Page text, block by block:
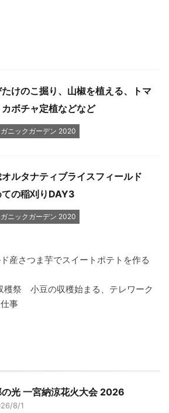
けのこ掘り、山椒を植える、トマ
カボチャ定植などなど
ニックガーデン 2020
オルタナティブライスフィールド
の稲刈りDAY3
ニックガーデン 2020
産さつま芋でスイートポテトを作る
穫祭 小豆の収穫始まる、テレワーク
事
の光 一宮納涼花火大会 2026
8/1